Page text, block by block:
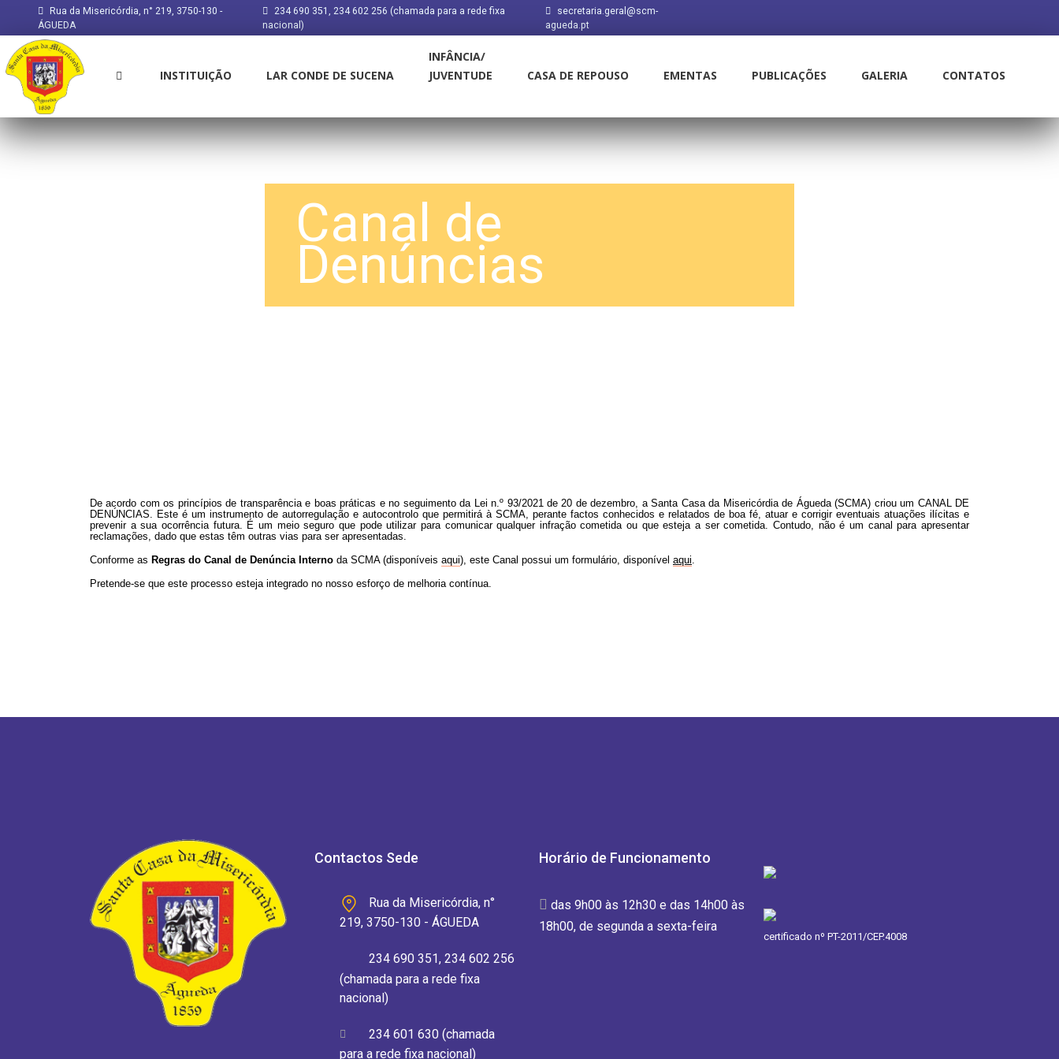
Rua da Misericórdia, n° 219, 3750-130 -
ÁGUEDA
234 690 351, 234 602 256 (chamada para a rede fixa
nacional)
secretaria.geral@scm-
agueda.pt
INSTITUIÇÃO LAR CONDE DE SUCENA
INFÂNCIA/
JUVENTUDE
CASA DE REPOUSO EMENTAS PUBLICAÇÕES GALERIA CONTATOS
Canal de
Denúncias
De acordo com os princípios de transparência e boas práticas e no seguimento da Lei n.º 93/2021 de 20 de dezembro, a Santa Casa da Misericórdia de Águeda (SCMA) criou um CANAL DE
DENÚNCIAS. Este é um instrumento de autorregulação e autocontrolo que permitirá à SCMA, perante factos conhecidos e relatados de boa fé, atuar e corrigir eventuais atuações ilícitas e
prevenir a sua ocorrência futura. É um meio seguro que pode utilizar para comunicar qualquer infração cometida ou que esteja a ser cometida. Contudo, não é um canal para apresentar
reclamações, dado que estas têm outras vias para ser apresentadas.
Conforme as Regras do Canal de Denúncia Interno da SCMA (disponíveis aqui), este Canal possui um formulário, disponível aqui.
Pretende-se que este processo esteja integrado no nosso esforço de melhoria contínua.
Contactos Sede
Rua da Misericórdia, n°
219, 3750-130 - ÁGUEDA
234 690 351, 234 602 256
(chamada para a rede fixa
nacional)
234 601 630 (chamada
para a rede fixa nacional)
Horário de Funcionamento
das 9h00 às 12h30 e das 14h00 às
18h00, de segunda a sexta-feira
certificado nº PT-2011/CEP.4008